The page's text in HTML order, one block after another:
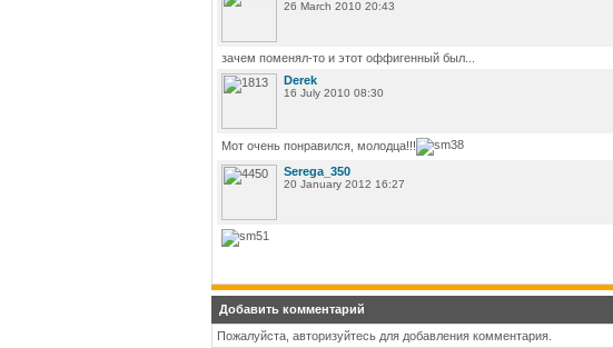
26 March 2010 20:43
зачем поменял-то и этот оффигенный был...
Derek
16 July 2010 08:30
Мот очень понравился, молодца!!!
Serega_350
20 January 2012 16:27
Добавить комментарий
Пожалуйста, авторизуйтесь для добавления комментария.